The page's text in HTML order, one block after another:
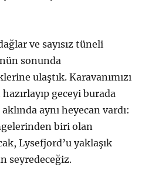
ve sayısız tüneli
sonunda
ulaştık. Karavanımızı
geceyi burada
aynı heyecan vardı:
biri olan
Lysefjord’u yaklaşık
seyredeceğiz.